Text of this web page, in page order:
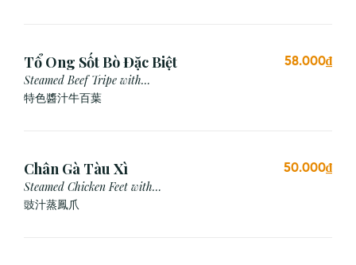
Tổ Ong Sốt Bò Đặc Biệt
Steamed Beef Tripe with
Special Sauce
特色醬汁牛百葉
58.000₫
Chân Gà Tàu Xì
Steamed Chicken Feet with
Black Bean Sauce
豉汁蒸鳳爪
50.000₫